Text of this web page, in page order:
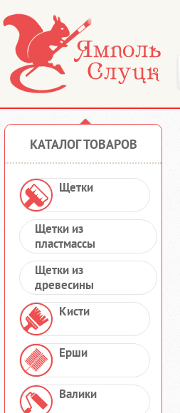
КАТАЛОГ ТОВАРОВ
Щетки
Щетки из
пластмассы
Щетки из
древесины
Кисти
Ерши
Валики